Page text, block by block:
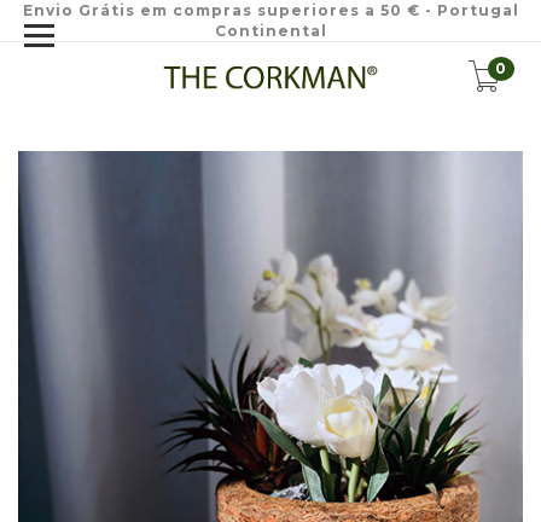
Envio Grátis em compras superiores a 50 € - Portugal
Continental
0